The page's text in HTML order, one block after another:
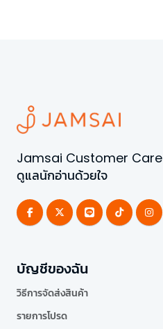
Jamsai Customer Care
ดูแลนักอ่านด้วยใจ
บัญชีของฉัน
วิธีการจัดส่งสินค้า
รายการโปรด